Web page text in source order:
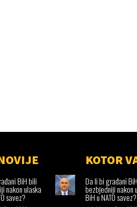
BiH bili
nakon ulaska
savez?
KOTOR
Da li bi građani
bezbjedniji nakon
BiH u NATO savez?